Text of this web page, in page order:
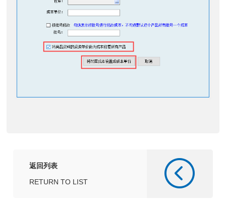
返回列表
RETURN TO LIST